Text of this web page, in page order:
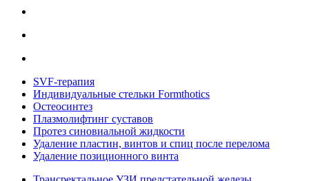
SVF-терапия
Индивидуальные стельки Formthotics
Остеосинтез
Плазмолифтинг суставов
Протез синовиальной жидкости
Удаление пластин, винтов и спиц после перелома
Удаление позиционного винта